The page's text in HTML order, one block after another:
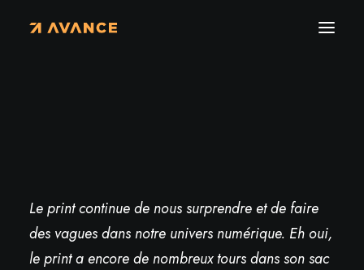
Le print continue de nous surprendre et de faire
des vagues dans notre univers numérique. Eh oui,
le print a encore de nombreux tours dans son sac